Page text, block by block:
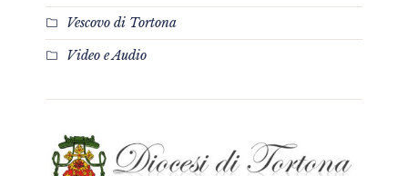
Vescovo di Tortona
Video e Audio